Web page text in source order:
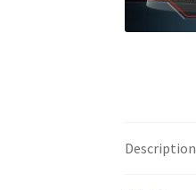
Description